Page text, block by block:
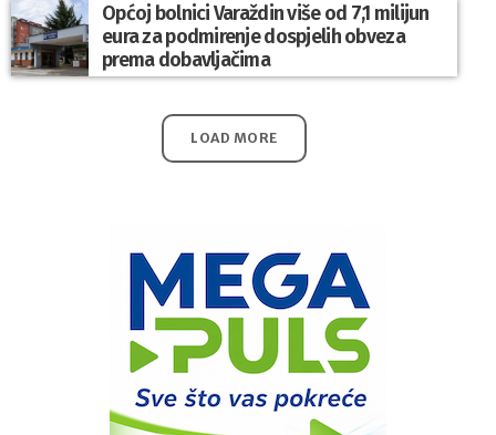
Općoj bolnici Varaždin više od 7,1 milijun
eura za podmirenje dospjelih obveza
prema dobavljačima
LOAD MORE